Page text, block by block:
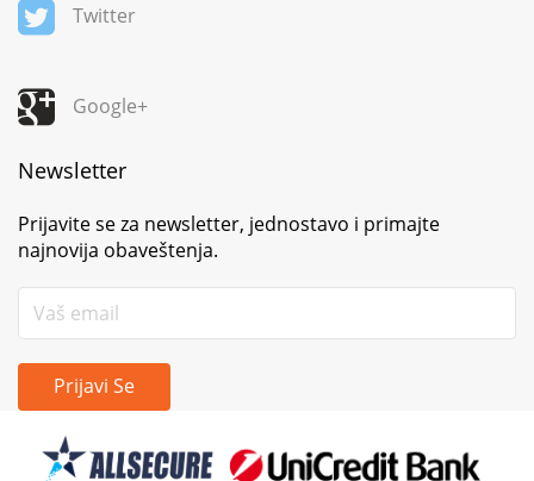
Twitter
Google+
Newsletter
Prijavite se za newsletter, jednostavo i primajte
najnovija obaveštenja.
Prijavi Se